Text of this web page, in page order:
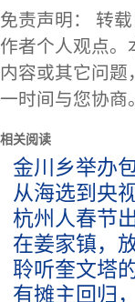
免责声明： 转
作者个人观点。
内容或其它问题
一时间与您协商
相关阅读
金川乡举办
从海选到央
杭州人春节
在姜家镇，
聆听奎文塔
有摊主回归